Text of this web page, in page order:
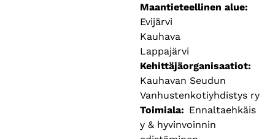
Maantieteellinen alue
Evijärvi
Kauhava
Lappajärvi
Kehittäjäorganisaatiot
Kauhavan Seudun
Vanhustenkotiyhdistys ry
Toimiala
Ennaltaehkäis
y & hyvinvoinnin